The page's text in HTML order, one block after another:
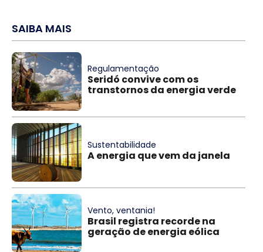
SAIBA MAIS
Regulamentação
Seridó convive com os
transtornos da energia verde
Sustentabilidade
A energia que vem da janela
Vento, ventania!
Brasil registra recorde na
geração de energia eólica